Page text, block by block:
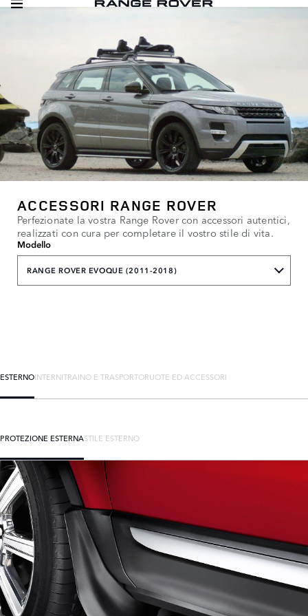
ACCESSORI RANGE ROVER
Perfezionate la vostra Range Rover con accessori autentici,
realizzati con cura per completare il vostro stile di vita.
Modello
RANGE ROVER EVOQUE (2011-2018)
ESTERNOINTERNITRAINO E TRASPORTORUOTE ED ACCESSORI
PROTEZIONE ESTERNASTILE ESTERNO